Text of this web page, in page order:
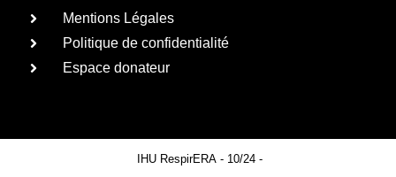
Mentions Légales
Politique de confidentialité
Espace donateur
IHU RespirERA - 10/24 -